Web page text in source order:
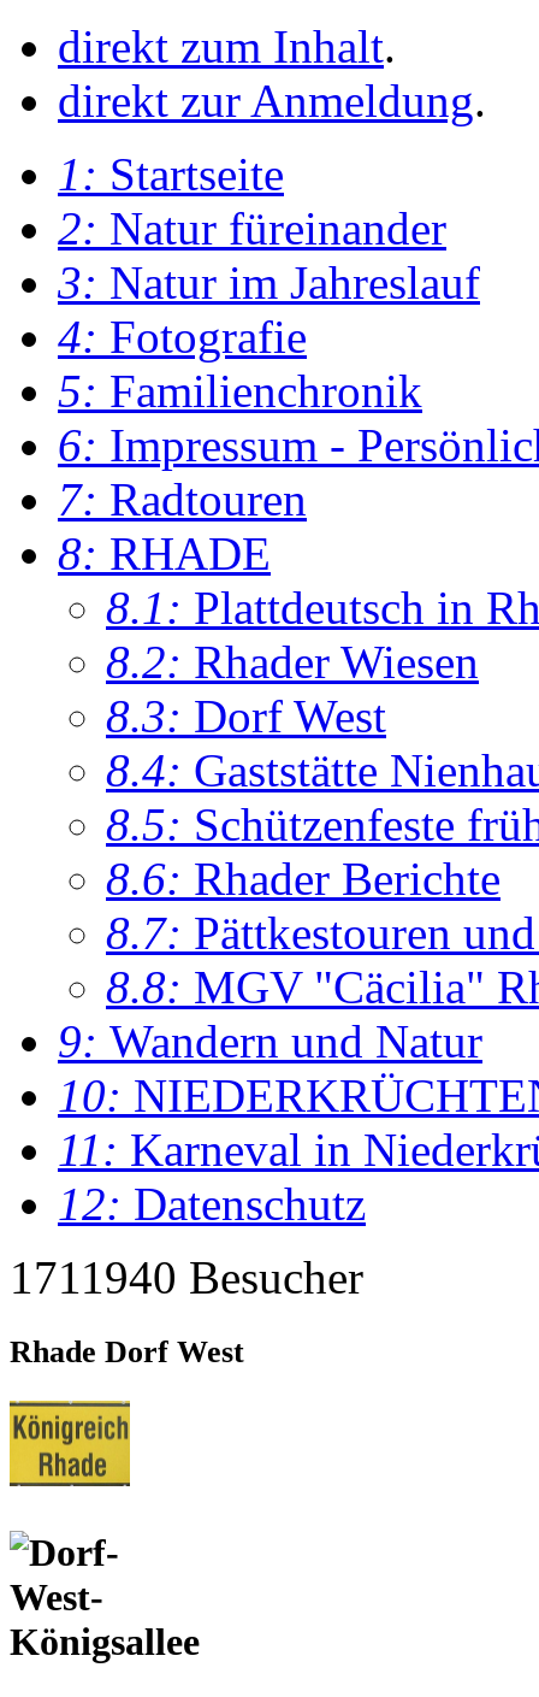
direkt zum Inhalt.
direkt zur Anmeldung.
1: Startseite
2: Natur füreinander
3: Natur im Jahreslauf
4: Fotografie
5: Familienchronik
6: Impressum -
7: Radtouren
8: RHADE
8.1: Plattdeutsch in
8.2: Rhader Wiesen
8.3: Dorf West
8.4: Gaststätte
8.5: Schützenfeste
8.6: Rhader Berichte
8.7: Pättkestouren
8.8: MGV "Cäcilia"
9: Wandern und Natur
10:
11: Karneval in
12: Datenschutz
1711940 Besucher
Rhade Dorf West